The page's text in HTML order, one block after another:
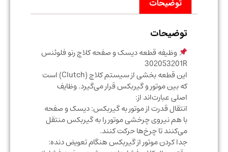
توضیحات
توضیحات
وظیفه قطعه دیسک و صفحه کلاچ رنو فلوئنس
302053201R
این قطعه بخشی از سیستم کلاچ (Clutch) است
که بین موتور و گیربکس قرار می‌گیرد. وظایف
اصلی عبارت‌اند از:
انتقال قدرت از موتور به گیربکس: دیسک و صفحه
با هم نیروی چرخشی موتور را به گیربکس منتقل
می‌کنند تا چرخ‌ها حرکت کنند.
جدا کردن موتور از گیربکس هنگام تعویض دنده: